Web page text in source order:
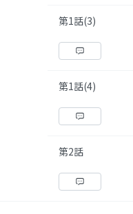
第1話(3)
第1話(4)
第2話